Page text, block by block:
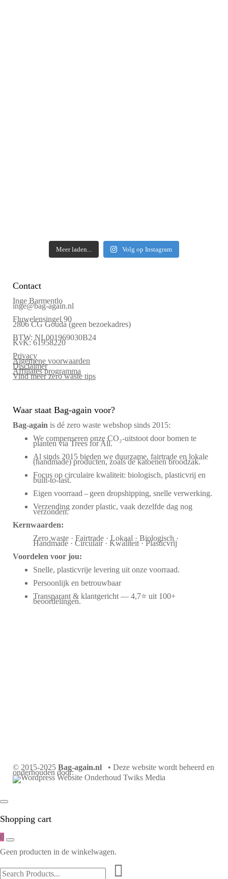
Meer laden... Volg op Instagram
Contact
Inge Barmentlo
inge@bag-again.nl
Fluwelensingel 90
2806 CG Gouda (geen bezoekadres)
BTW: NL001969030B24
KvK: 61958220
Privacy
Algemene voorwaarden
Disclaimer
Affiliates programma
Vind meer zero waste tips
Waar staat Bag-again voor?
Bag‑again is dé zero waste webshop sinds 2015:
We compenseren onze CO₂-uitstoot door bomen te
planten via Trees for All.
Al sinds 2015 bieden we duurzame, fairtrade en lokale
(handmade) producten, zoals de katoenen broodzak.
Focus op circulaire kwaliteit: biologisch, plasticvrij en
built-to-last.
Eigen voorraad – geen dropshipping, snelle verwerking.
Verzending zonder plastic, vaak dezelfde dag nog
verzonden.
Kernwaarden:
Zero waste · Fairtrade · Lokaal · Biologisch ·
Handmade · Circulair · Kwaliteit · Plasticvrij
Voordelen voor jou:
Snelle, plasticvrije levering uit onze voorraad.
Persoonlijk en betrouwbaar
Transparant & klantgericht — 4,7⭐ uit 100+
beoordelingen.
© 2015-2025 Bag-again.nl • Deze website wordt beheerd en
onderhouden door:
Shopping cart
0
Geen producten in de winkelwagen.